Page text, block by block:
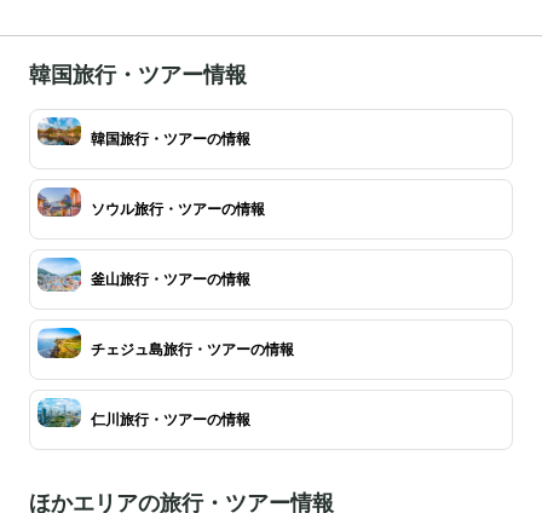
韓国旅行・ツアー情報
韓国旅行・ツアーの情報
ソウル旅行・ツアーの情報
釜山旅行・ツアーの情報
チェジュ島旅行・ツアーの情報
仁川旅行・ツアーの情報
ほかエリアの旅行・ツアー情報